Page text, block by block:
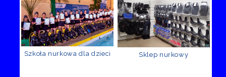
Szkoła nurkowa dla dzieci Sklep nurkowy